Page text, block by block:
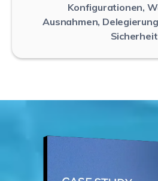
Konfigurationen,
Ausnahmen,
Sicherheit